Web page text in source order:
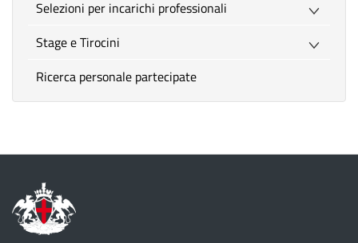
Selezioni per incarichi professionali
Stage e Tirocini
Ricerca personale partecipate